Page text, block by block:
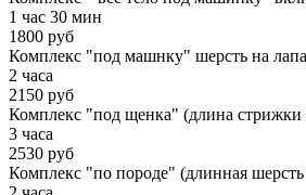
1 час 30 мин
1800 руб
Комплекс "под машнку" шерсть на
2 часа
2150 руб
Комплекс "под щенка" (длина стрижки
3 часа
2530 руб
Комплекс "по породе" (длинная